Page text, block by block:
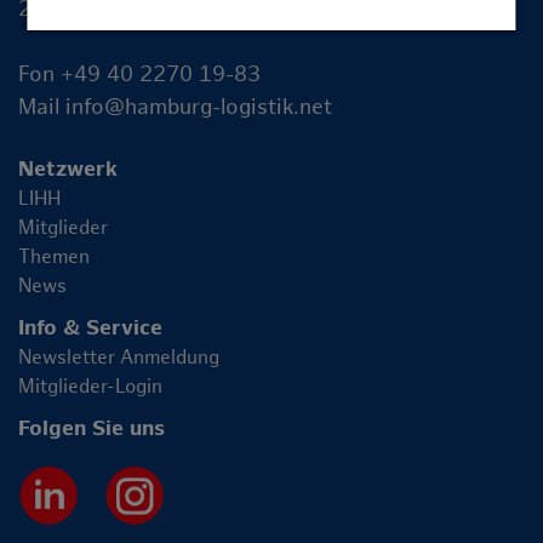
20355 Hamburg
Fon +49 40 2270 19-83
Mail info@hamburg-logistik.net
Netzwerk
LIHH
Mitglieder
Themen
News
Info & Service
Newsletter Anmeldung
Mitglieder-Login
Folgen Sie uns